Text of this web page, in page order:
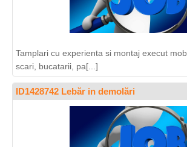
Tamplari cu experienta si montaj execut
scari, bucatarii, pa[...]
ID1428742 Lebăr in demolări